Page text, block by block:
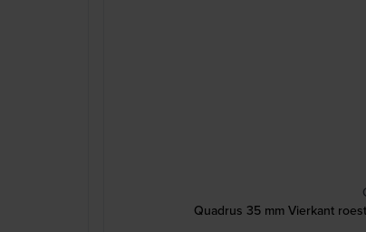
Quadrus 35 mm Vierkant